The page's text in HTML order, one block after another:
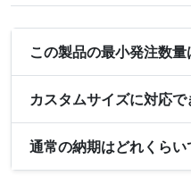
この製品の最小発注数
カスタムサイズに対応で
通常の納期はどれくらい